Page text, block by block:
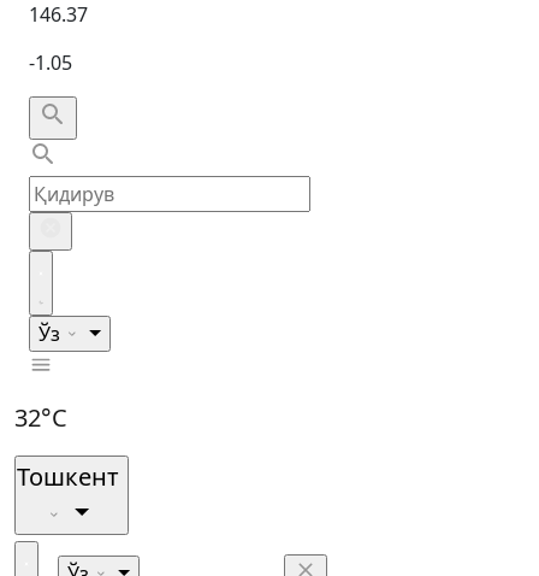
146.37
-1.05
Ўз
32°C
Тошкент